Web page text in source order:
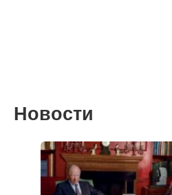
Новости